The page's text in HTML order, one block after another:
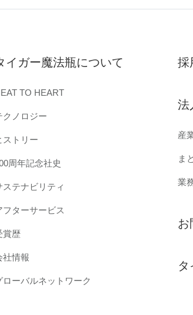
イガー魔法瓶について
TO HEART
クノロジー
ストリー
周年記念社史
ステナビリティ
フターサービス
賞歴
社情報
ローバルネットワーク
採
法
産
ま
業
お
タ